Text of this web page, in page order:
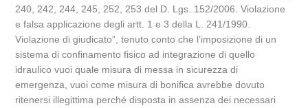
240, 242, 244, 245, 252, 253 del D. Lgs. 152/2006. Violazione
e falsa applicazione degli artt. 1 e 3 della L. 241/1990.
Violazione di giudicato”, tenuto conto che l’imposizione di un
sistema di confinamento fisico ad integrazione di quello
idraulico vuoi quale misura di messa in sicurezza di
emergenza, vuoi come misura di bonifica avrebbe dovuto
ritenersi illegittima perché disposta in assenza dei necessari